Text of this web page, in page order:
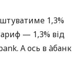
1,3%
— 1,3% від
А ось в àбанк